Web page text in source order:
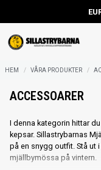
HEM VÅRA PRODUKTER
ACCESSOARER
I denna kategorin hittar
kepsar. Sillastrybarnas
på en snygg outfit. Stå ut
mjällbymössa på vintern.